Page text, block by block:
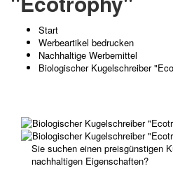
Start
Werbeartikel bedrucken
Nachhaltige Werbemittel
Biologischer Kugelschreiber
Sie suchen einen preisgünstigen
nachhaltigen Eigenschaften?